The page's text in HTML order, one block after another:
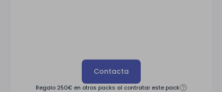
Contacta
Regalo 250€ en otros packs al contratar este pack